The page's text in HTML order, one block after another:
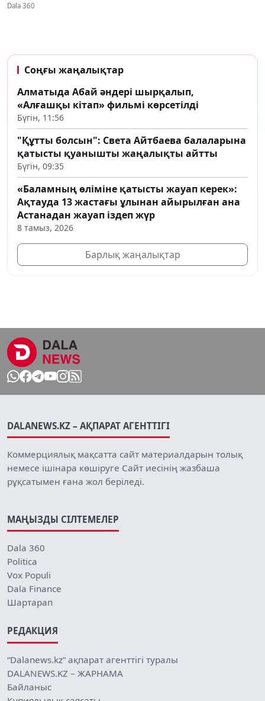
Dala 360
Соңғы жаңалықтар
Алматыда Абай әндері шырқалып,
«Алғашқы кітап» фильмі көрсетілді
Бүгін, 11:56
"Құтты болсын": Света Айтбаева балаларына
қатысты қуанышты жаңалықты айтты
Бүгін, 09:35
«Баламның өліміне қатысты жауап керек»:
Ақтауда 13 жастағы ұлынан айырылған ана
Астанадан жауап іздеп жүр
8 тамыз, 2026
Барлық жаңалықтар
DALANEWS.KZ – АҚПАРАТ АГЕНТТІГІ
Коммерциялық мақсатта сайт материалдарын толық
немесе ішінара көшіруге Сайт иесінің жазбаша
рұқсатымен ғана жол беріледі.
МАҢЫЗДЫ СІЛТЕМЕЛЕР
Dala 360
Politica
Vox Populi
Dala Finance
Шартарап
РЕДАКЦИЯ
“Dalanews.kz” ақпарат агенттігі туралы
DALANEWS.KZ – ЖАРНАМА
Байланыс